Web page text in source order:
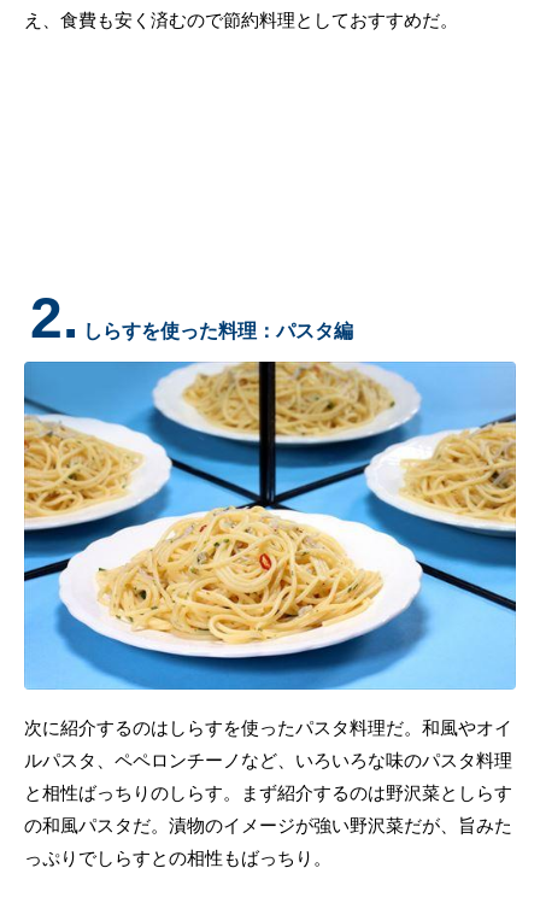
え、食費も安く済むので節約料理としておすすめだ。
2. しらすを使った料理：パスタ編
次に紹介するのはしらすを使ったパスタ料理だ。和風やオイ
ルパスタ、ペペロンチーノなど、いろいろな味のパスタ料理
と相性ばっちりのしらす。まず紹介するのは野沢菜としらす
の和風パスタだ。漬物のイメージが強い野沢菜だが、旨みた
っぷりでしらすとの相性もばっちり。